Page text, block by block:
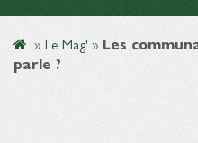
» Le Mag' » Les
parle ?